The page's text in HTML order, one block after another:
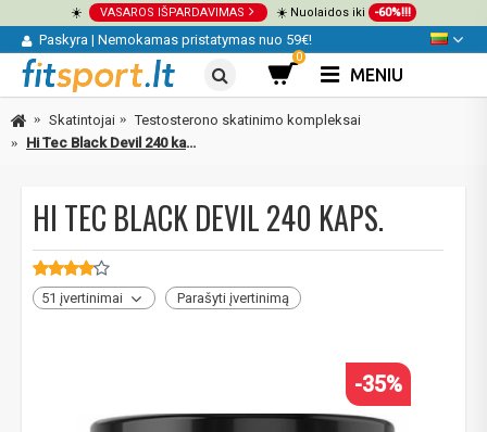
☀️ VASAROS IŠPARDAVIMAS ☀️ Nuolaidos iki -60%!!!
Paskyra | Nemokamas pristatymas nuo 59€!
0
MENIU
Skatintojai
Testosterono skatinimo kompleksai
Hi Tec Black Devil 240 kaps.
HI TEC BLACK DEVIL 240 KAPS.
51 įvertinimai Parašyti įvertinimą
-35%